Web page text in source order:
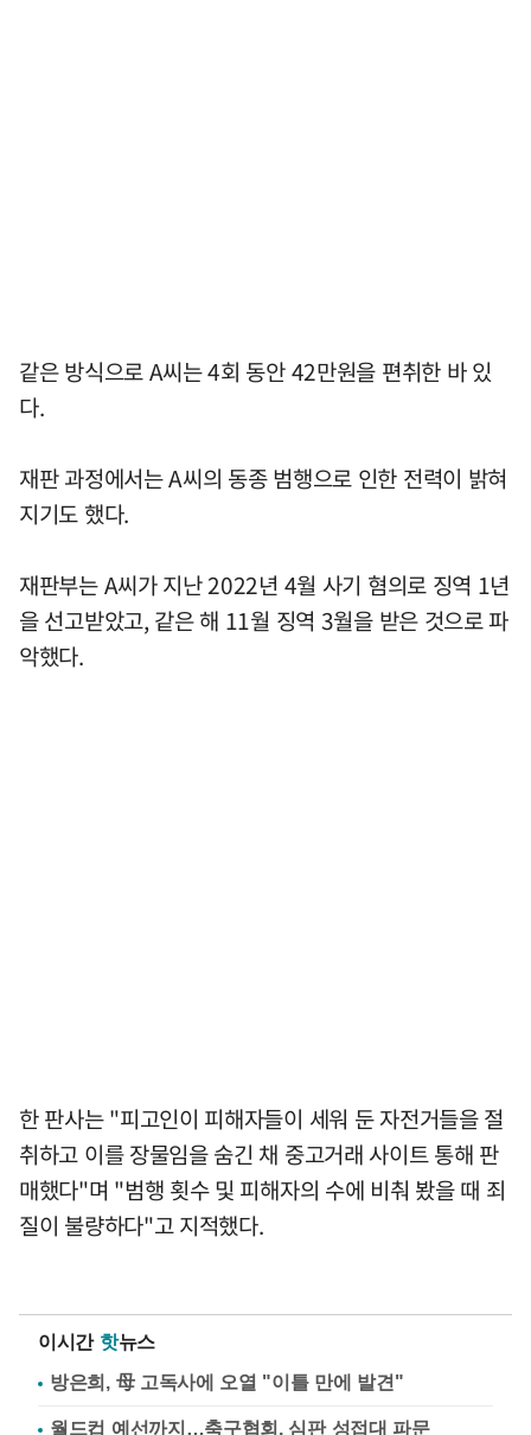
같은 방식으로 A씨는 4회 동안 42만원을 편취한 바 있
다.
재판 과정에서는 A씨의 동종 범행으로 인한 전력이 밝혀
지기도 했다.
재판부는 A씨가 지난 2022년 4월 사기 혐의로 징역 1년
을 선고받았고, 같은 해 11월 징역 3월을 받은 것으로 파
악했다.
한 판사는 "피고인이 피해자들이 세워 둔 자전거들을 절
취하고 이를 장물임을 숨긴 채 중고거래 사이트 통해 판
매했다"며 "범행 횟수 및 피해자의 수에 비춰 봤을 때 죄
질이 불량하다"고 지적했다.
이시간 핫뉴스
방은희, 母 고독사에 오열 "이틀 만에 발견"
월드컵 예선까지…축구협회, 심판 성접대 파문